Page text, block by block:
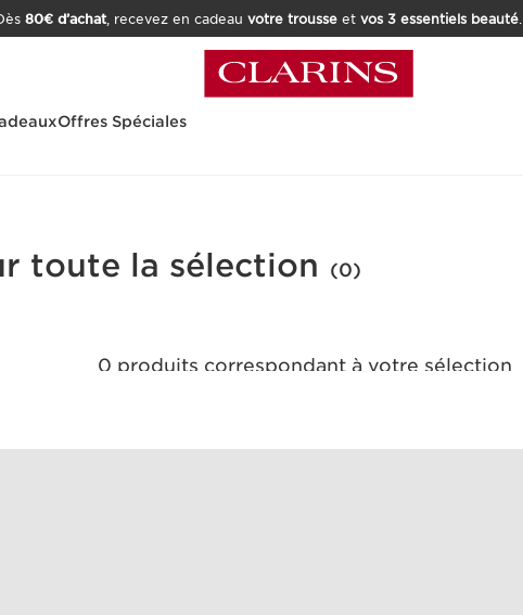
80€ d’achat, recevez en cadeau votre trousseet vos 3 essentiels beauté.
Offres Spéciales
toute la sélection (0)
0 produits correspondant à votre sélection